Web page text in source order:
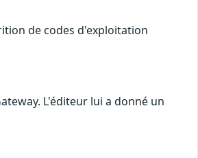
de codes d'exploitation
L'éditeur lui a donné un